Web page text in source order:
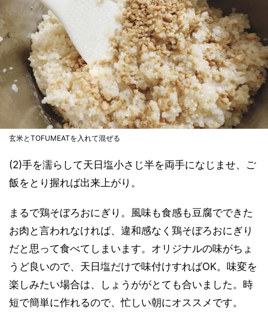
玄米とTOFUMEATを入れて混ぜる
(2)手を濡らして天日塩小さじ半を両手になじませ、ご
飯をとり握れば出来上がり。
まるで鶏そぼろおにぎり。風味も食感も豆腐でできた
お肉と言われなければ、違和感なく鶏そぼろおにぎり
だと思って食べてしまいます。オリジナルの味がちょ
うど良いので、天日塩だけで味付けすればOK。味変を
楽しみたい場合は、しょうががとても合いました。時
短で簡単に作れるので、忙しい朝にオススメです。